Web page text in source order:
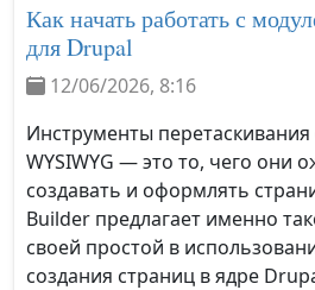
Как начать работать с
для Drupal
12/06/2026, 8:16
Инструменты
WYSIWYG — это то, чего они
создавать и оформлять
Builder предлагает именно
своей простой в
создания страниц в ядре